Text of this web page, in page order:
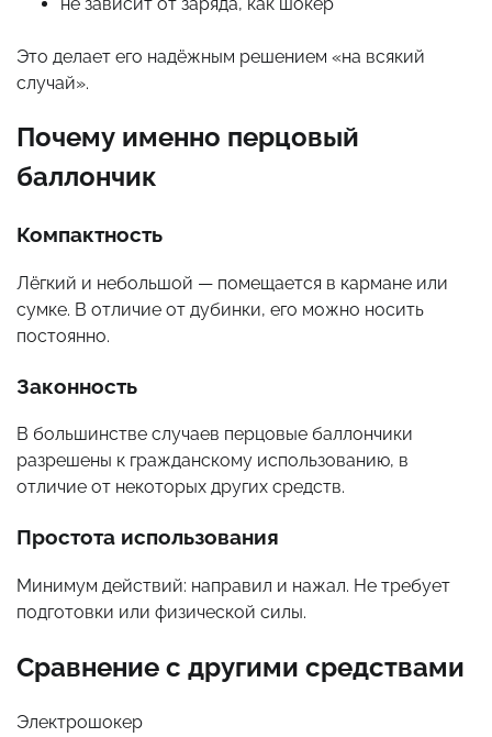
Это делает его надёжным решением «на всякий
случай».
Почему именно перцовый
баллончик
Компактность
Лёгкий и небольшой — помещается в кармане или
сумке. В отличие от дубинки, его можно носить
постоянно.
Законность
В большинстве случаев перцовые баллончики
разрешены к гражданскому использованию, в
отличие от некоторых других средств.
Простота использования
Минимум действий: направил и нажал. Не требует
подготовки или физической силы.
Сравнение с другими средствами
Электрошокер